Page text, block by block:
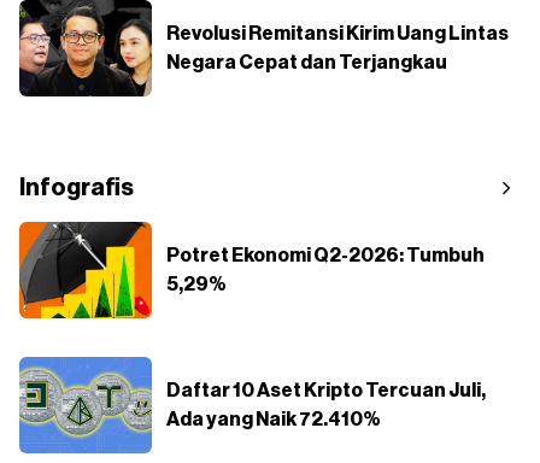
Revolusi Remitansi Kirim Uang Lintas
Negara Cepat dan Terjangkau
Infografis
Potret Ekonomi Q2-2026: Tumbuh
5,29%
Daftar 10 Aset Kripto Tercuan Juli,
Ada yang Naik 72.410%